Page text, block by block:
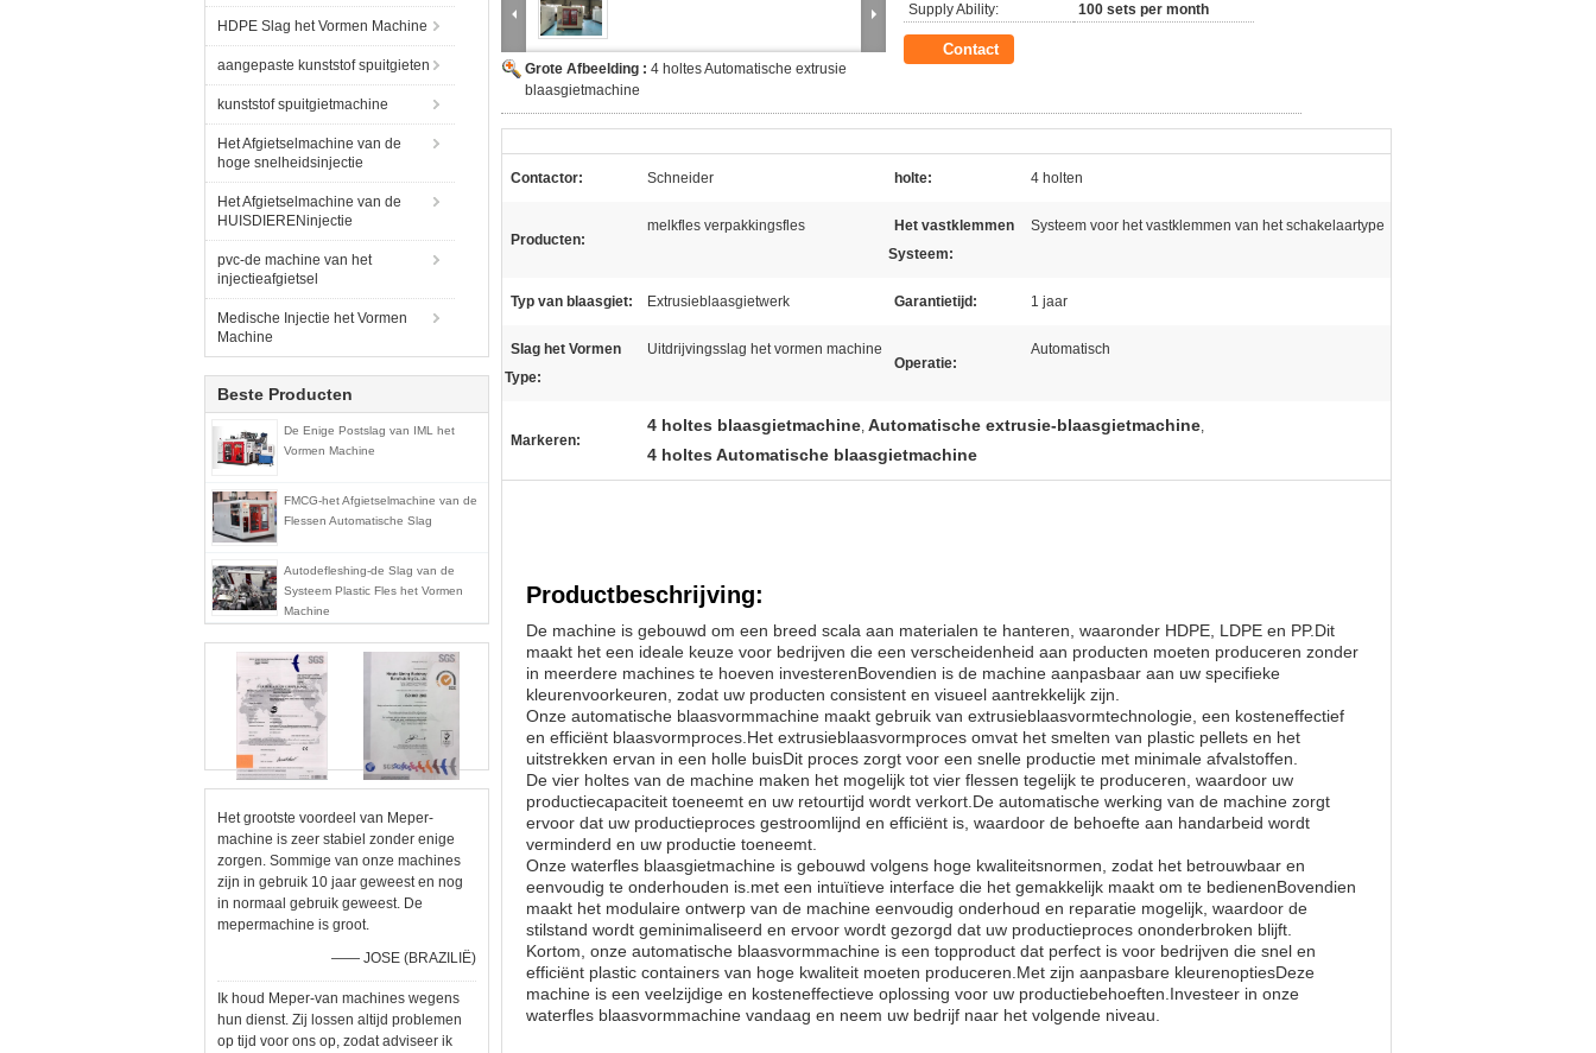
HDPE Slag het Vormen Machine
aangepaste kunststof spuitgieten
kunststof spuitgietmachine
Het Afgietselmachine van de
hoge snelheidsinjectie
Het Afgietselmachine van de
HUISDIERENinjectie
pvc-de machine van het
injectieafgietsel
Medische Injectie het Vormen
Machine
Beste Producten
De Enige Postslag van IML het
Vormen Machine
FMCG-het Afgietselmachine van de
Flessen Automatische Slag
Autodefleshing-de Slag van de
Systeem Plastic Fles het Vormen
Machine
Het grootste voordeel van Meper-
machine is zeer stabiel zonder enige
zorgen. Sommige van onze machines
zijn in gebruik 10 jaar geweest en nog
in normaal gebruik geweest. De
mepermachine is groot.
—— JOSE (BRAZILIË)
Ik houd Meper-van machines wegens
hun dienst. Zij lossen altijd problemen
op tijd voor ons op, zodat adviseer ik
Grote Afbeelding : 4 holtes Automatische extrusie
blaasgietmachine
Supply Ability:
100 sets per month
Contact
Contactor: Schneider holte: 4 holten
Producten:
melkfles verpakkingsfles
Het vastklemmen
Systeem:
Systeem voor het vastklemmen van het schakelaartype
Typ van blaasgiet: Extrusieblaasgietwerk Garantietijd: 1 jaar
Slag het Vormen
Type:
Uitdrijvingsslag het vormen machine
Operatie:
Automatisch
Markeren:
4 holtes blaasgietmachine, Automatische extrusie-blaasgietmachine,
4 holtes Automatische blaasgietmachine
Productbeschrijving:
De machine is gebouwd om een breed scala aan materialen te hanteren, waaronder HDPE, LDPE en PP.Dit
maakt het een ideale keuze voor bedrijven die een verscheidenheid aan producten moeten produceren zonder
in meerdere machines te hoeven investerenBovendien is de machine aanpasbaar aan uw specifieke
kleurenvoorkeuren, zodat uw producten consistent en visueel aantrekkelijk zijn.
Onze automatische blaasvormmachine maakt gebruik van extrusieblaasvormtechnologie, een kosteneffectief
en efficiënt blaasvormproces.Het extrusieblaasvormproces omvat het smelten van plastic pellets en het
uitstrekken ervan in een holle buisDit proces zorgt voor een snelle productie met minimale afvalstoffen.
De vier holtes van de machine maken het mogelijk tot vier flessen tegelijk te produceren, waardoor uw
productiecapaciteit toeneemt en uw retourtijd wordt verkort.De automatische werking van de machine zorgt
ervoor dat uw productieproces gestroomlijnd en efficiënt is, waardoor de behoefte aan handarbeid wordt
verminderd en uw productie toeneemt.
Onze waterfles blaasgietmachine is gebouwd volgens hoge kwaliteitsnormen, zodat het betrouwbaar en
eenvoudig te onderhouden is.met een intuïtieve interface die het gemakkelijk maakt om te bedienenBovendien
maakt het modulaire ontwerp van de machine eenvoudig onderhoud en reparatie mogelijk, waardoor de
stilstand wordt geminimaliseerd en ervoor wordt gezorgd dat uw productieproces ononderbroken blijft.
Kortom, onze automatische blaasvormmachine is een topproduct dat perfect is voor bedrijven die snel en
efficiënt plastic containers van hoge kwaliteit moeten produceren.Met zijn aanpasbare kleurenoptiesDeze
machine is een veelzijdige en kosteneffectieve oplossing voor uw productiebehoeften.Investeer in onze
waterfles blaasvormmachine vandaag en neem uw bedrijf naar het volgende niveau.